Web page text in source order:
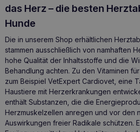
das Herz – die besten
Hunde
Die in unserem Shop erhältlichen
stammen ausschließlich von namhaften
hohe Qualität der Inhaltsstoffe und die
Behandlung achten. Zu den Vitaminen
zum Beispiel VetExpert Cardiovet, eine
Haustiere mit Herzerkrankungen
enthält Substanzen, die die
Herzmuskelzellen anregen und vor den
Auswirkungen freier Radikale schützen.